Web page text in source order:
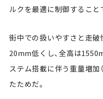
ルクを最適に制御すること
街中での扱いやすさと走破
20mm低くし、全高は
ステム搭載に伴う重量増加
たためだ。